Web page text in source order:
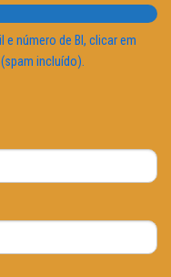
número de BI, clicar em
incluído).